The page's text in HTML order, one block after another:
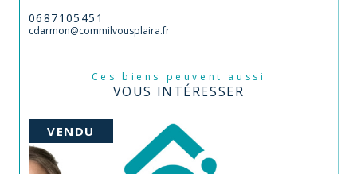
0687105451
cdarmon@commilvousplaira.fr
Ces biens peuvent aussi
VOUS INTÉRESSER
VENDU